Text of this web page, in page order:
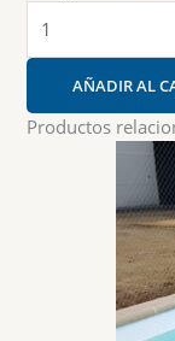
M-
3
x
Profundidad)
AÑADIR AL
Productos